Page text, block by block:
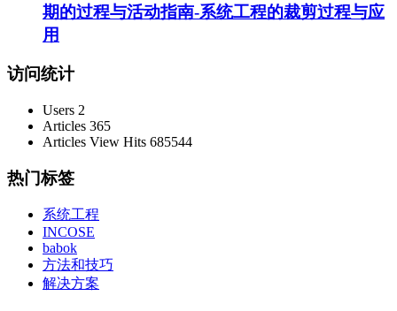
期的过程与活动指南-系统工程的裁剪过程与应
用
访问统计
Users 2
Articles 365
Articles View Hits 685544
热门标签
系统工程
INCOSE
babok
方法和技巧
解决方案